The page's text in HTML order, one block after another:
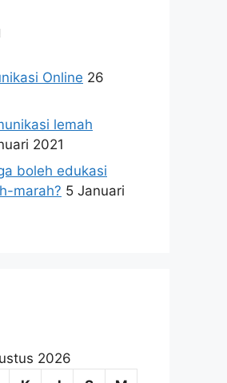
Online 26
lemah
2021
boleh edukasi
marah? 5 Januari
2026